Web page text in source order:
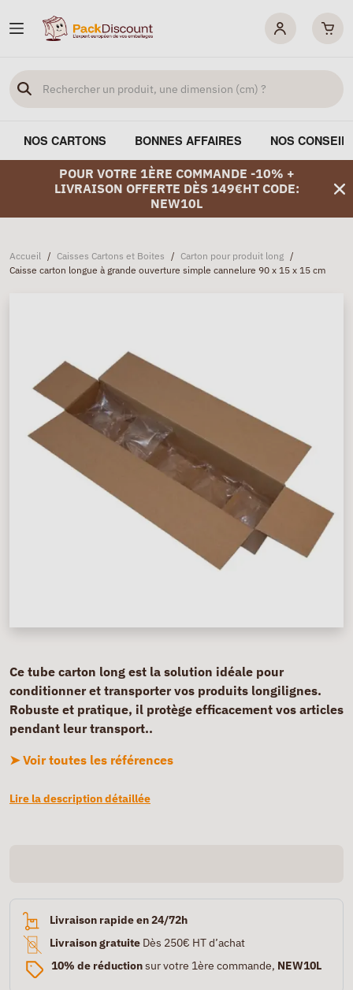
NOS CARTONS BONNES AFFAIRES NOS
POUR VOTRE 1ÈRE COMMANDE -10% +
LIVRAISON OFFERTE DÈS 149€HT CODE:
NEW10L
Accueil / Caisses Cartons et Boites / Carton pour produit long /
Caisse carton longue à grande ouverture simple cannelure 90 x 15 x 15 cm
Ce tube carton long est la solution idéale pour
conditionner et transporter vos produits longilignes.
Robuste et pratique, il protège efficacement vos articles
pendant leur transport..
➤ Voir toutes les références
Lire la description détaillée
Livraison rapide en 24/72h
Livraison gratuite Dès 250€ HT d’achat
10% de réductionsur votre 1ère commande, NEW10L